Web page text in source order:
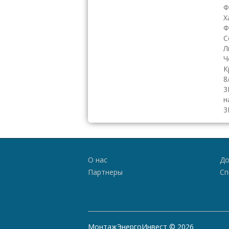
О нас
Партнеры
МонтажЭнергоИнвест © 2026